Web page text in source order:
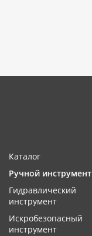
Каталог
Ручной инструмент
Гидравлический
инструмент
Искробезопасный
инструмент